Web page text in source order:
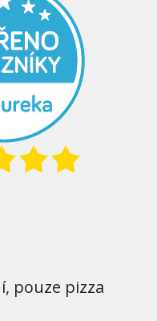
pouze pizza